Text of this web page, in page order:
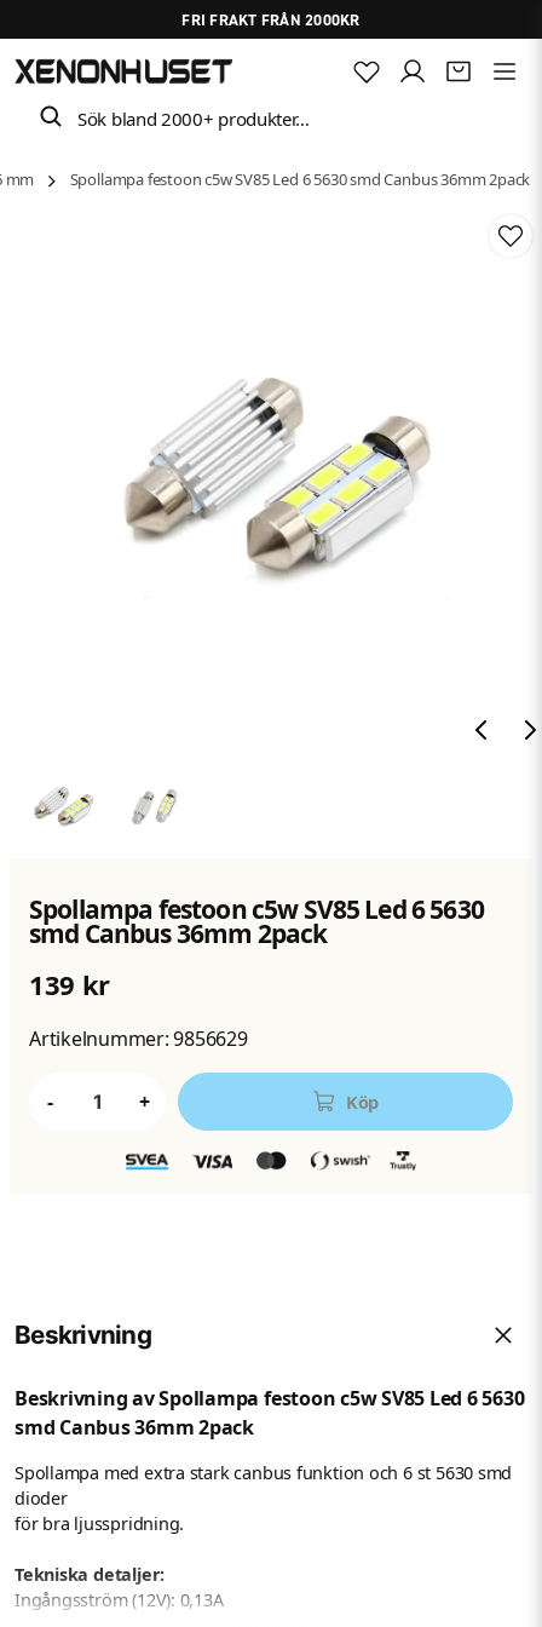
FRI FRAKT FRÅN 2000KR
Sök bland 2000+ produkter…
mm Spollampa festoon c5w SV85 Led 6 5630 smd Canbus 36mm 2pack
Spollampa festoon c5w SV85 Led 6 5630
smd Canbus 36mm 2pack
139 kr
Artikelnummer:9856629
- + Köp
Beskrivning
Beskrivning av Spollampa festoon c5w SV85 Led 6 5630
smd Canbus 36mm 2pack
Spollampa med extra stark canbus funktion och 6 st 5630 smd
dioder
för bra ljusspridning.
Tekniska detaljer:
Ingångsström (12V): 0,13A